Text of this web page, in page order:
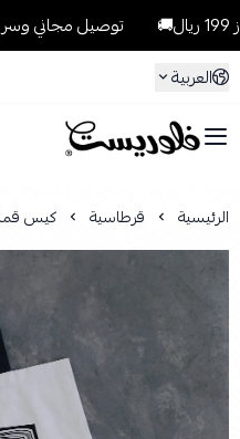
توصيل مجاني وسريع
العربية
فلوريست Florist
الرئيسية قرطاسية كيس